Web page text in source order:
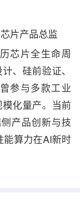
片产品总监
芯片全生命周
、硅前验证、
参与多款工业
化量产。当前
产品创新与技
能算力在AI新时